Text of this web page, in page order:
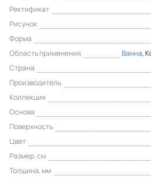
Ректификат
Рисунок
Форма
Область применения
Ванна,
Страна
Производитель
Коллекция
Основа
Поверхность
Цвет
Размер, см
Толщина, мм